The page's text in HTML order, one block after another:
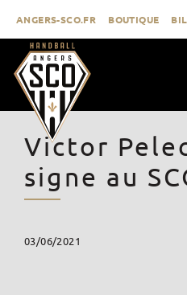
contenu
ANGERS-SCO.FR BOUTIQUE
ACTUALITÉS
CLUB
PROLIGUE
Victor
signe au
03/06/2021